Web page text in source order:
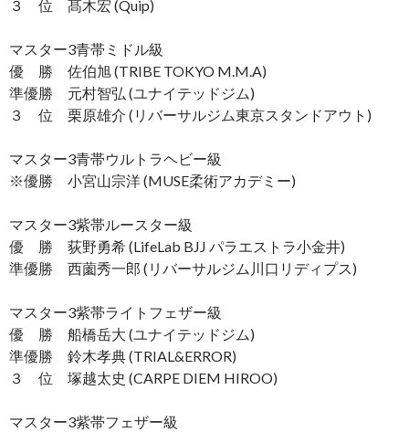
３ 位 髙木宏 (Quip)
マスター3青帯ミドル級
優 勝 佐伯旭 (TRIBE TOKYO M.M.A)
準優勝 元村智弘 (ユナイテッドジム)
３ 位 栗原雄介 (リバーサルジム東京スタンドアウト)
マスター3青帯ウルトラヘビー級
※優勝 小宮山宗洋 (MUSE柔術アカデミー)
マスター3紫帯ルースター級
優 勝 荻野勇希 (LifeLab BJJ パラエストラ小金井)
準優勝 西薗秀一郎 (リバーサルジム川口リディプス)
マスター3紫帯ライトフェザー級
優 勝 船橋岳大 (ユナイテッドジム)
準優勝 鈴木孝典 (TRIAL&ERROR)
３ 位 塚越太史 (CARPE DIEM HIROO)
マスター3紫帯フェザー級